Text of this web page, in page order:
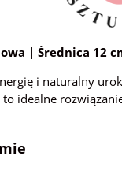
| Średnica 12
i naturalny
idealne